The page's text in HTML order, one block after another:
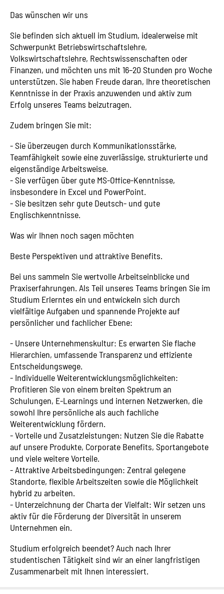
Das wünschen wir uns
Sie befinden sich aktuell im Studium, idealerweise mit
Schwerpunkt Betriebswirtschaftslehre,
Volkswirtschaftslehre, Rechtswissenschaften oder
Finanzen, und möchten uns mit 16–20 Stunden pro Woche
unterstützen. Sie haben Freude daran, Ihre theoretischen
Kenntnisse in der Praxis anzuwenden und aktiv zum
Erfolg unseres Teams beizutragen.
Zudem bringen Sie mit:
- Sie überzeugen durch Kommunikationsstärke,
Teamfähigkeit sowie eine zuverlässige, strukturierte und
eigenständige Arbeitsweise.
- Sie verfügen über gute MS-Office-Kenntnisse,
insbesondere in Excel und PowerPoint.
- Sie besitzen sehr gute Deutsch- und gute
Englischkenntnisse.
Was wir Ihnen noch sagen möchten
Beste Perspektiven und attraktive Benefits.
Bei uns sammeln Sie wertvolle Arbeitseinblicke und
Praxiserfahrungen. Als Teil unseres Teams bringen Sie im
Studium Erlerntes ein und entwickeln sich durch
vielfältige Aufgaben und spannende Projekte auf
persönlicher und fachlicher Ebene:
- Unsere Unternehmenskultur: Es erwarten Sie flache
Hierarchien, umfassende Transparenz und effiziente
Entscheidungswege.
- Individuelle Weiterentwicklungsmöglichkeiten:
Profitieren Sie von einem breiten Spektrum an
Schulungen, E-Learnings und internen Netzwerken, die
sowohl Ihre persönliche als auch fachliche
Weiterentwicklung fördern.
- Vorteile und Zusatzleistungen: Nutzen Sie die Rabatte
auf unsere Produkte, Corporate Benefits, Sportangebote
und viele weitere Vorteile.
- Attraktive Arbeitsbedingungen: Zentral gelegene
Standorte, flexible Arbeitszeiten sowie die Möglichkeit
hybrid zu arbeiten.
- Unterzeichnung der Charta der Vielfalt: Wir setzen uns
aktiv für die Förderung der Diversität in unserem
Unternehmen ein.
Studium erfolgreich beendet? Auch nach Ihrer
studentischen Tätigkeit sind wir an einer langfristigen
Zusammenarbeit mit Ihnen interessiert.